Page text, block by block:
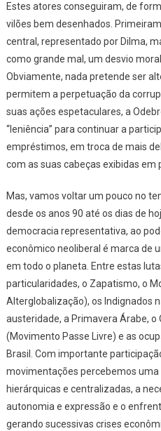
Estes atores conseguiram, de
vilões bem desenhados.
central, representado por Dilma,
como grande mal, um desvio
Obviamente, nada pretende ser
permitem a perpetuação da
suas ações espetaculares, a
“leniência” para continuar a
empréstimos, em troca de mais
com as suas cabeças exibidas em
Mas, vamos voltar um pouco no
desde os anos 90 até os dias de
democracia representativa, ao
econômico neoliberal é marca de
em todo o planeta. Entre estas
particularidades, o Zapatismo, o
Alterglobalização), os Indignados
austeridade, a Primavera Árabe, o
(Movimento Passe Livre) e as
Brasil. Com importante
movimentações percebemos
hierárquicas e centralizadas, a
autonomia e expressão e o
gerando sucessivas crises